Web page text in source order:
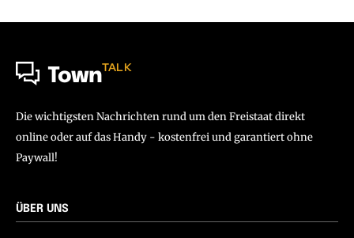
TownTALK
Die wichtigsten Nachrichten rund um den Freistaat direkt
online oder auf das Handy - kostenfrei und garantiert ohne
Paywall!
ÜBER UNS